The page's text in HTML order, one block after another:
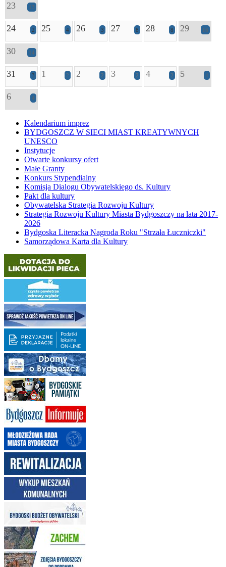
23 13
24 2 25 4 26 3 27 8 28 8 29 16
30 14
31 3 1 2 2 2 3 2 4 2 5 4
6 4
Kalendarium imprez
BYDGOSZCZ W SIECI MIAST KREATYWNYCH
UNESCO
Instytucje
Otwarte konkursy ofert
Małe Granty
Konkurs Stypendialny
Komisja Dialogu Obywatelskiego ds. Kultury
Pakt dla kultury
Obywatelska Strategia Rozwoju Kultury
Strategia Rozwoju Kultury Miasta Bydgoszczy na lata 2017-
2026
Bydgoska Literacka Nagroda Roku "Strzała Łuczniczki"
Samorządowa Karta dla Kultury